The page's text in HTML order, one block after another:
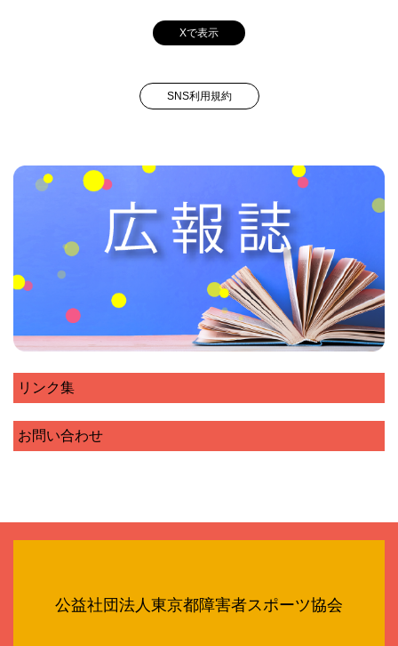
Xで表示
SNS利用規約
リンク集
お問い合わせ
公益社団法人東京都障害者スポーツ協会